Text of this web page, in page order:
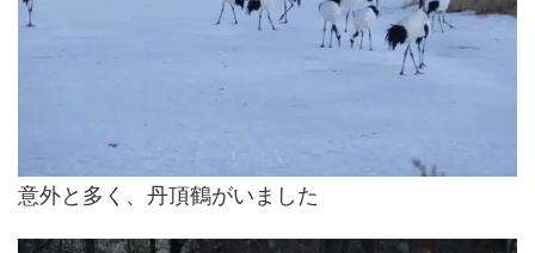
意外と多く、丹頂鶴がいました